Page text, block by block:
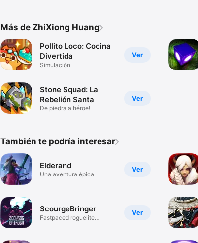
Más de ZhiXiong Huang
Ver
Pollito Loco: Cocina
Divertida
Simulación
Ver
Stone Squad: La
Rebelión Santa
De piedra a héroe!
También te podría interesar
Ver
Elderand
Una aventura épica
Ver
ScourgeBringer
Fastpaced roguelite